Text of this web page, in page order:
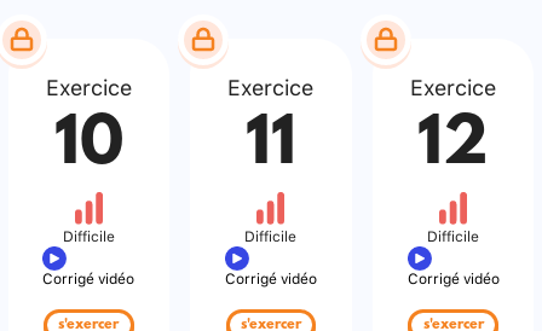
Exercice
10
Difficile
Corrigé vidéo
s'exercer
Exercice
11
Difficile
Corrigé vidéo
s'exercer
Exercice
12
Difficile
Corrigé vidéo
s'exercer